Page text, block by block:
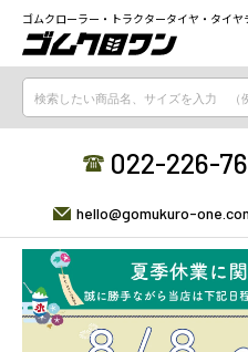
ゴムクローラー・トラクタータイヤ・タイヤ
022-226-
hello@gomukuro-